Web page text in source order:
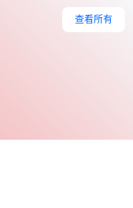
查看所有